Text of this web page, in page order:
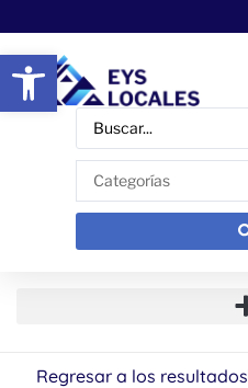
Abrir barra de herramientas
Regresar a los resultados